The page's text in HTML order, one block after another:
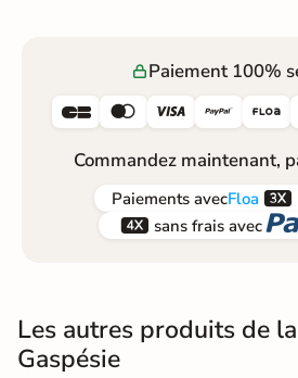
Paiement 100%
    
Commandez maintenant,
Paiements avecFloa 
 sans frais avec
Les autres produits de
Gaspésie